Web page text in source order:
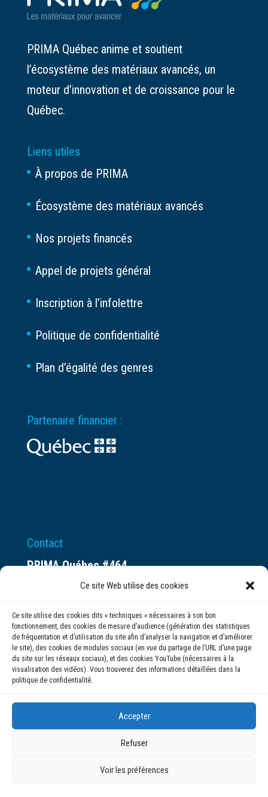
Ce site Web utilise des cookies
Ce site utilise des cookies dits « techniques » nécessaires à son bon
fonctionnement, des cookies de mesure d’audience (génération des statistiques
de fréquentation et d’utilisation du site afin d’analyser la navigation et d’améliorer
le site), des cookies de modules sociaux (en vue du partage de l’URL d’une page
du site sur les réseaux sociaux), et des cookies YouTube (nécessaires à la
visualisation des vidéos). Vous trouverez des informations détaillées dans la
politique de confidentialité.
Accepter
Refuser
Voir les préférences
PRIMA Québec anime et soutient
l’écosystème des matériaux avancés, un
moteur d’innovation et de croissance pour le
Québec.
Liens utiles
À propos de PRIMA
Écosystème des matériaux avancés
Nos projets financés
Appel de projets général
Inscription à l’infolettre
Politique de confidentialité
Plan d’égalité des genres
Partenaire financier :
Contact
PRIMA Québec #464
Espace ax.c
Montréal (QC) H3C 0B4
(514) 284-0211